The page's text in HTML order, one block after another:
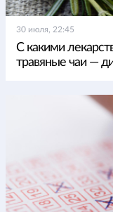
30 июля, 22:45
С какими
травяные чаи —